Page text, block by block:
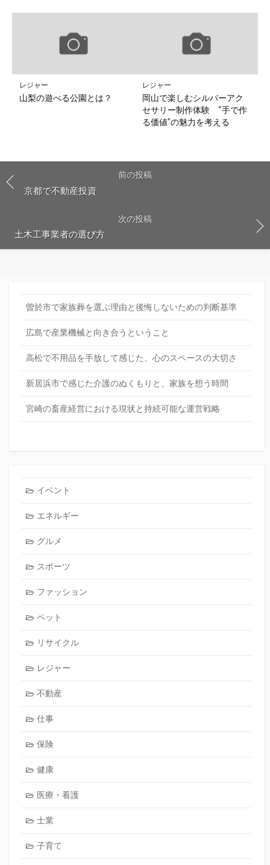
レジャー
山梨の遊べる公園とは？
レジャー
岡山で楽しむシルバーアク
セサリー制作体験 “手で作
る価値”の魅力を考える
前の投稿
京都で不動産投資
次の投稿
土木工事業者の選び方
曽於市で家族葬を選ぶ理由と後悔しないための判断基準
広島で産業機械と向き合うということ
高松で不用品を手放して感じた、心のスペースの大切さ
新居浜市で感じた介護のぬくもりと、家族を想う時間
宮崎の畜産経営における現状と持続可能な運営戦略
イベント
エネルギー
グルメ
スポーツ
ファッション
ペット
リサイクル
レジャー
不動産
仕事
保険
健康
医療・看護
士業
子育て